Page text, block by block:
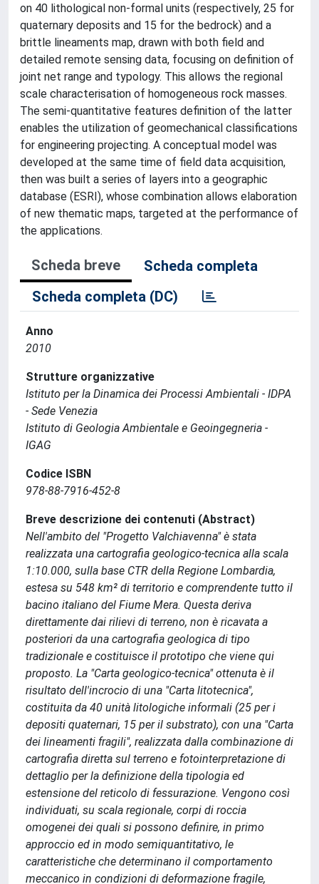
on 40 lithological non-formal units (respectively, 25 for
quaternary deposits and 15 for the bedrock) and a
brittle lineaments map, drawn with both field and
detailed remote sensing data, focusing on definition of
joint net range and typology. This allows the regional
scale characterisation of homogeneous rock masses.
The semi-quantitative features definition of the latter
enables the utilization of geomechanical classifications
for engineering projecting. A conceptual model was
developed at the same time of field data acquisition,
then was built a series of layers into a geographic
database (ESRI), whose combination allows elaboration
of new thematic maps, targeted at the performance of
the applications.
Scheda breve
Scheda completa
Scheda completa (DC)
Anno
2010
Strutture organizzative
Istituto per la Dinamica dei Processi Ambientali - IDPA
- Sede Venezia
Istituto di Geologia Ambientale e Geoingegneria -
IGAG
Codice ISBN
978-88-7916-452-8
Breve descrizione dei contenuti (Abstract)
Nell'ambito del "Progetto Valchiavenna" è stata
realizzata una cartografia geologico-tecnica alla scala
1:10.000, sulla base CTR della Regione Lombardia,
estesa su 548 km² di territorio e comprendente tutto il
bacino italiano del Fiume Mera. Questa deriva
direttamente dai rilievi di terreno, non è ricavata a
posteriori da una cartografia geologica di tipo
tradizionale e costituisce il prototipo che viene qui
proposto. La "Carta geologico-tecnica" ottenuta è il
risultato dell'incrocio di una "Carta litotecnica",
costituita da 40 unità litologiche informali (25 per i
depositi quaternari, 15 per il substrato), con una "Carta
dei lineamenti fragili", realizzata dalla combinazione di
cartografia diretta sul terreno e fotointerpretazione di
dettaglio per la definizione della tipologia ed
estensione del reticolo di fessurazione. Vengono così
individuati, su scala regionale, corpi di roccia
omogenei dei quali si possono definire, in primo
approccio ed in modo semiquantitativo, le
caratteristiche che determinano il comportamento
meccanico in condizioni di deformazione fragile,